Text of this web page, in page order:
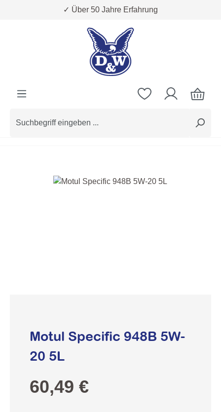
Zum Hauptinhalt springen✓ Über 50 Jahre Erfahrung
Bildergalerie überspringen
Motul Specific 948B 5W-
20 5L
Regulärer Preis:
60,49 €